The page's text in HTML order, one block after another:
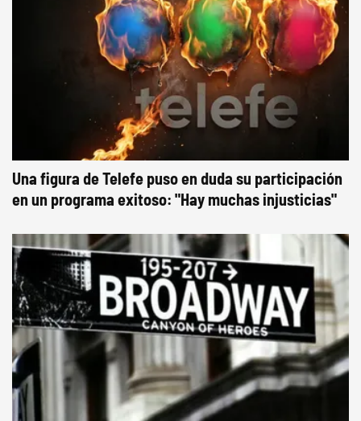
Una figura de Telefe puso en duda su participación
en un programa exitoso: "Hay muchas injusticias"